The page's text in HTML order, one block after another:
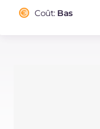
Fibre
Sodium
Coût: Bas